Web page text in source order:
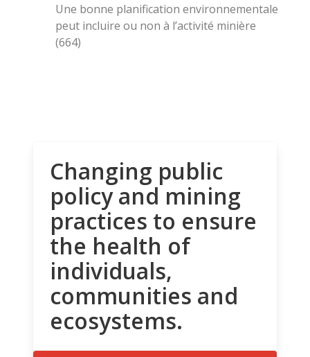
Une bonne planification environnementale
peut incluire ou non à l’activité minière
(664)
Changing public
policy and mining
practices to ensure
the health of
individuals,
communities and
ecosystems.